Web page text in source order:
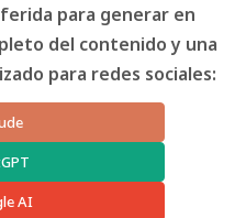
para generar en
del contenido y una
para redes sociales:
AI